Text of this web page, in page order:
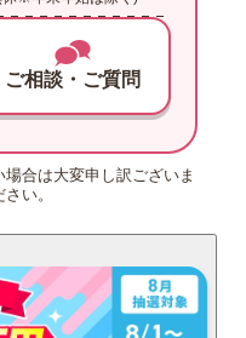
ご相談・ご質問
合は大変申し訳ございま
い。